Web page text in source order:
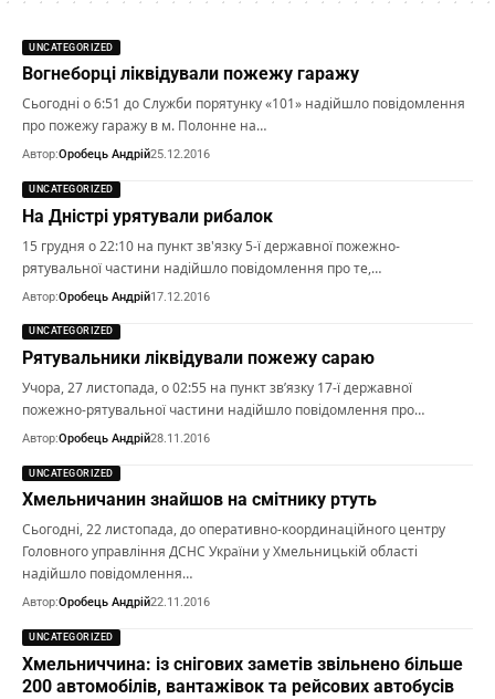
UNCATEGORIZED
Вогнеборці ліквідували пожежу гаражу
Сьогодні о 6:51 до Служби порятунку «101» надійшло повідомлення
про пожежу гаражу в м. Полонне на…
Автор:Оробець Андрій25.12.2016
UNCATEGORIZED
На Дністрі урятували рибалок
15 грудня о 22:10 на пункт зв'язку 5-ї державної пожежно-
рятувальної частини надійшло повідомлення про те,…
Автор:Оробець Андрій17.12.2016
UNCATEGORIZED
Рятувальники ліквідували пожежу сараю
Учора, 27 листопада, о 02:55 на пункт зв’язку 17-ї державної
пожежно-рятувальної частини надійшло повідомлення про…
Автор:Оробець Андрій28.11.2016
UNCATEGORIZED
Хмельничанин знайшов на смітнику ртуть
Сьогодні, 22 листопада, до оперативно-координаційного центру
Головного управління ДСНС України у Хмельницькій області
надійшло повідомлення…
Автор:Оробець Андрій22.11.2016
UNCATEGORIZED
Хмельниччина: із снігових заметів звільнено більше
200 автомобілів, вантажівок та рейсових автобусів